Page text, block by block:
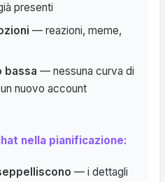
presenti
— reazioni, meme,
bassa — nessuna curva di
nuovo account
nella pianificazione:
— i dettagli